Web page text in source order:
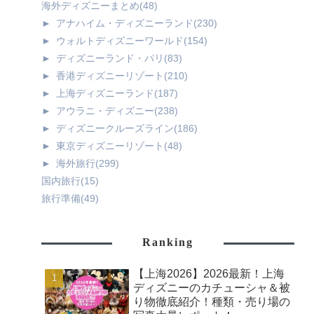
海外ディズニーまとめ(48)
►
アナハイム・ディズニーランド(230)
►
ウォルトディズニーワールド(154)
►
ディズニーランド・パリ (83)
►
香港ディズニーリゾート (210)
►
上海ディズニーランド(187)
►
アウラニ・ディズニー(238)
►
ディズニークルーズライン(186)
►
東京ディズニーリゾート (48)
►
海外旅行(299)
国内旅行(15)
旅行準備(49)
Ranking
【上海2026】2026最新！上海
ディズニーのカチューシャ＆被
り物徹底紹介！種類・売り場の